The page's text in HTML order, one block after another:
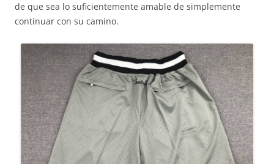
de que sea lo suficientemente amable de simplemente
continuar con su camino.